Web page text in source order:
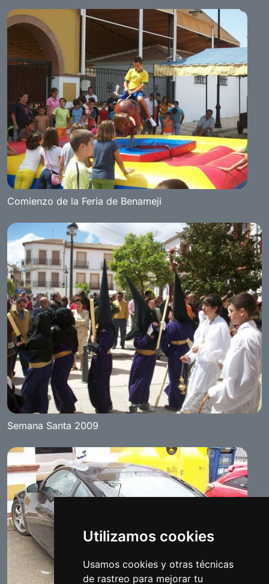
Utilizamos cookies
Usamos cookies y otras técnicas
de rastreo para mejorar tu
Comienzo de la Feria de Benameji
Semana Santa 2009